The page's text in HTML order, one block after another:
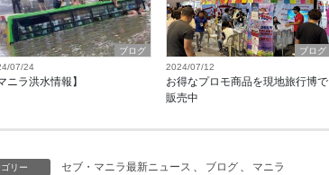
ブログ
07/24
ニラ洪水情報】
ブログ
2024/07/12
お得なプロモ商品を現地旅行博で
販売中
リー セブ・マニラ最新ニュース 、 ブログ 、 マニラ